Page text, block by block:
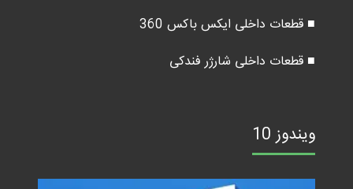
■ قطعات داخلی ایکس باکس 360
■ قطعات داخلی شارژر فندکی
ویندوز 10